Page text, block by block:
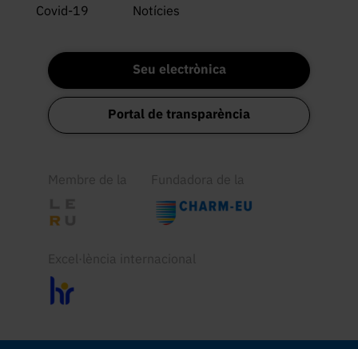
Covid-19
Notícies
Seu electrònica
Portal de transparència
Membre de la Fundadora de la
Excel·lència internacional